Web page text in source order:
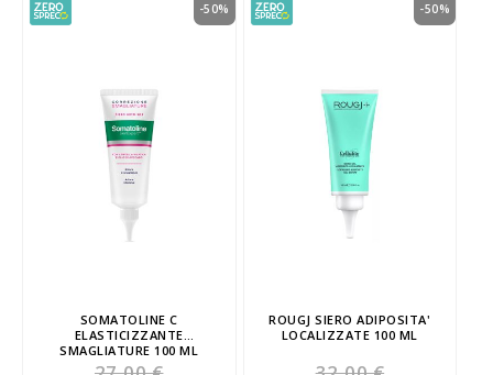
SOMATOLINE C
ELASTICIZZANTE
SMAGLIATURE 100 ML
-50%
ROUGJ SIERO ADIPOSITA'
LOCALIZZATE 100 ML
-50%